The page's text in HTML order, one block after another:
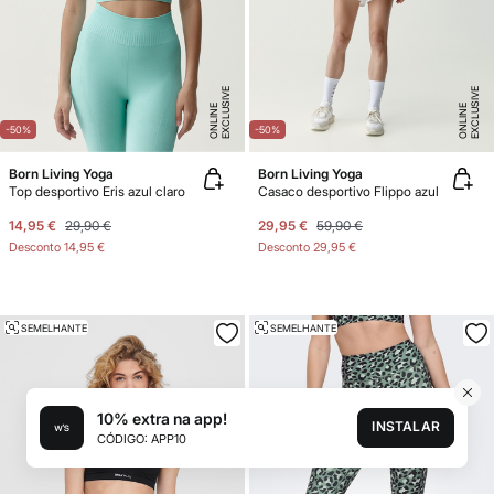
-50% E
X
C
L
U
SI
V
E
O
N
LI
N
E
Born Living Yoga
Top desportivo Eris azul claro
14,95 € 29,90 €
Desconto 14,95 €
-50% E
X
C
L
U
SI
V
E
O
N
LI
N
E
Born Living Yoga
Casaco desportivo Flippo azul
29,95 € 59,90 €
Desconto 29,95 €
SEMELHANTE SEMELHANTE
10% extra na app!
CÓDIGO: APP10
INSTALAR